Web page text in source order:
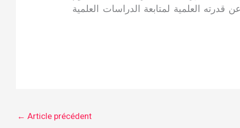
العلمية لمتابعة الدراسات العلمية
← Article précédent